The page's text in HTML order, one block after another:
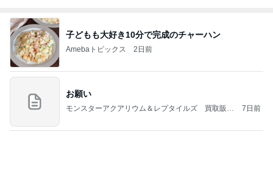
子どもも大好き10分で完成のチャーハン
Amebaトピックス 2日前
お願い
モンスターアクアリウム＆レプタイルズ 買取販売
7日前